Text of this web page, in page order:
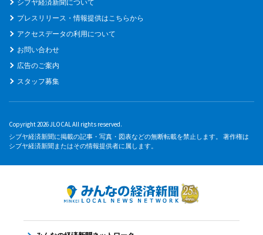
シブヤ経済新聞について
プレスリリース・情報提供はこちらから
アクセスデータの利用について
お問い合わせ
広告のご案内
スタッフ募集
Copyright 2026 JLOCAL All rights reserved.
シブヤ経済新聞に掲載の記事・写真・図表などの無断転載を禁止します。 著作権は
シブヤ経済新聞またはその情報提供者に属します。